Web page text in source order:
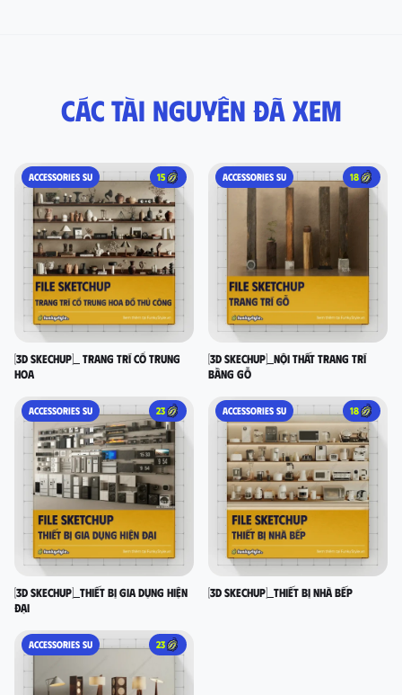
Các tài nguyên đã xem
ACCESSORIES SU 15
[3D SKECHUP]_ Trang trí cổ Trung
Hoa
ACCESSORIES SU 18
[3D SKECHUP]_Nội thất trang trí
bằng gỗ
ACCESSORIES SU 23
[3D SKECHUP]_Thiết bị gia dụng hiện
đại
ACCESSORIES SU 18
[3D SKECHUP]_Thiết bị nhà bếp
ACCESSORIES SU 23